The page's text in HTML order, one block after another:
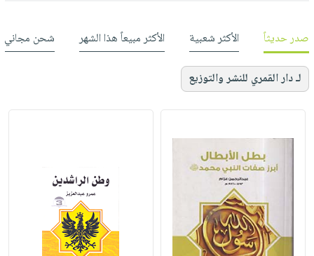
صدر حديثاً الأكثر شعبية الأكثر مبيعاً هذا الشهر شحن مجاني
لـ دار القمري للنشر والتوزيع